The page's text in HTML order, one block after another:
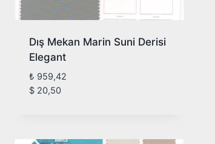
Dış Mekan Marin Suni Derisi
Elegant
₺ 959,42
$ 20,50